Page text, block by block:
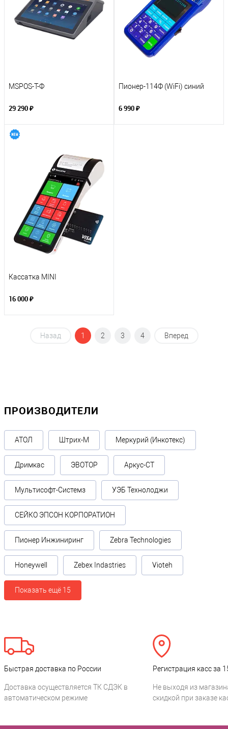
MSPOS-T-Ф
29 290 ₽
Пионер-114Ф (WiFi) синий
6 990 ₽
Кассатка MINI
16 000 ₽
Назад 1 2 3 4 Вперед
ПРОИЗВОДИТЕЛИ
АТОЛ Штрих-М Меркурий (Инкотекс)
Дримкас ЭВОТОР Аркус-СТ
Мультисофт-Системз УЭБ Технолоджи
СЕЙКО ЭПСОН КОРПОРАТИОН
Пионер Инжиниринг Zebra Technologies
Honeywell Zebex Indastries Vioteh
Показать ещё 15
Быстрая доставка по России
Доставка осуществляется ТК СДЭК в
автоматическом режиме
Регистрация касс за
Не выходя из
скидкой при заказе